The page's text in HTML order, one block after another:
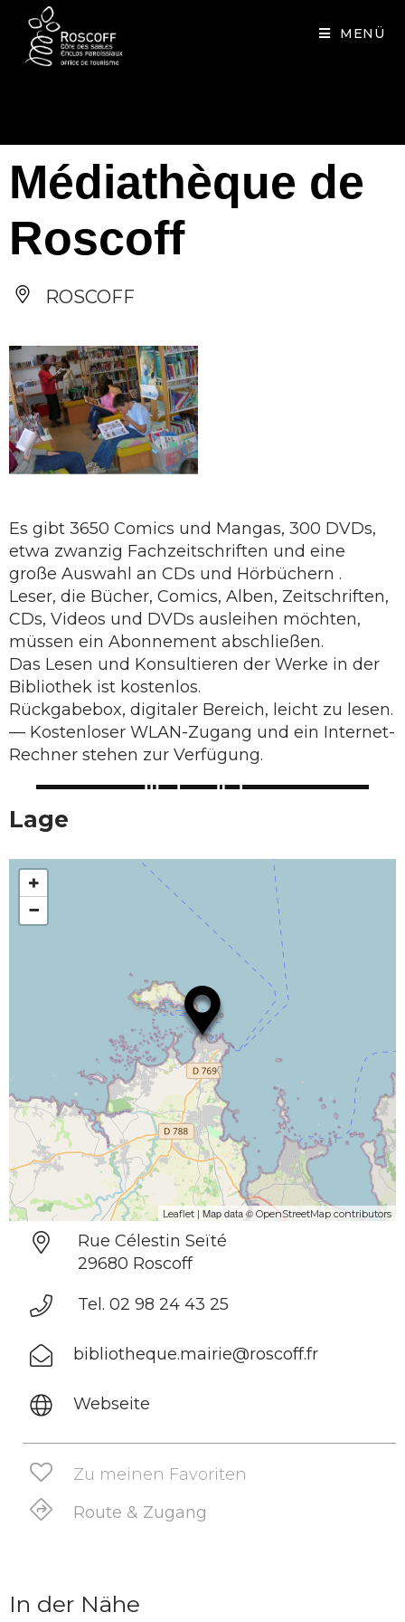
MENÜ
Médiathèque de
Roscoff
ROSCOFF
Es gibt 3650 Comics und Mangas, 300 DVDs,
etwa zwanzig Fachzeitschriften und eine
große Auswahl an CDs und Hörbüchern .
Leser, die Bücher, Comics, Alben, Zeitschriften,
CDs, Videos und DVDs ausleihen möchten,
müssen ein Abonnement abschließen.
Das Lesen und Konsultieren der Werke in der
Bibliothek ist kostenlos.
Rückgabebox, digitaler Bereich, leicht zu lesen.
— Kostenloser WLAN-Zugang und ein Internet-
Rechner stehen zur Verfügung.
Lage
+
−
Leaflet | Map data © OpenStreetMap contributors
Rue Célestin Seïté
29680 Roscoff
Tel. 02 98 24 43 25
bibliotheque.mairie@roscoff.fr
Webseite
Zu meinen Favoriten
Route & Zugang
In der Nähe
Cookies management panel